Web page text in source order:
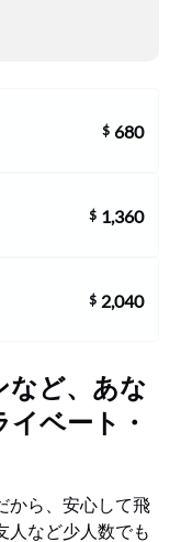
$ 680
$ 1,360
$ 2,040
など、あな
ベート・
から、安心して飛
人など少人数でも